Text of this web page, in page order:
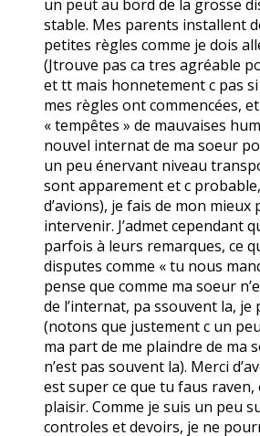
un peut au bord de la grosse
stable. Mes parents installent
petites règles comme je dois
(Jtrouve pas ca tres agréable
et tt mais honnetement c pas
mes règles ont commencées,
« tempêtes » de mauvaises
nouvel internat de ma soeur
un peu énervant niveau
sont apparement et c
d’avions), je fais de mon
intervenir. J’admet cependant
parfois à leurs remarques, ce
disputes comme « tu nous
pense que comme ma soeur
de l’internat, pa ssouvent la,
(notons que justement c un
ma part de me plaindre de ma
n’est pas souvent la). Merci
est super ce que tu faus
plaisir. Comme je suis un peu
controles et devoirs, je ne